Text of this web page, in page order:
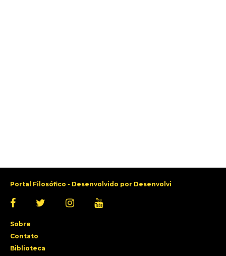
Portal Filosófico - Desenvolvido por Desenvolvi
Sobre
Contato
Biblioteca